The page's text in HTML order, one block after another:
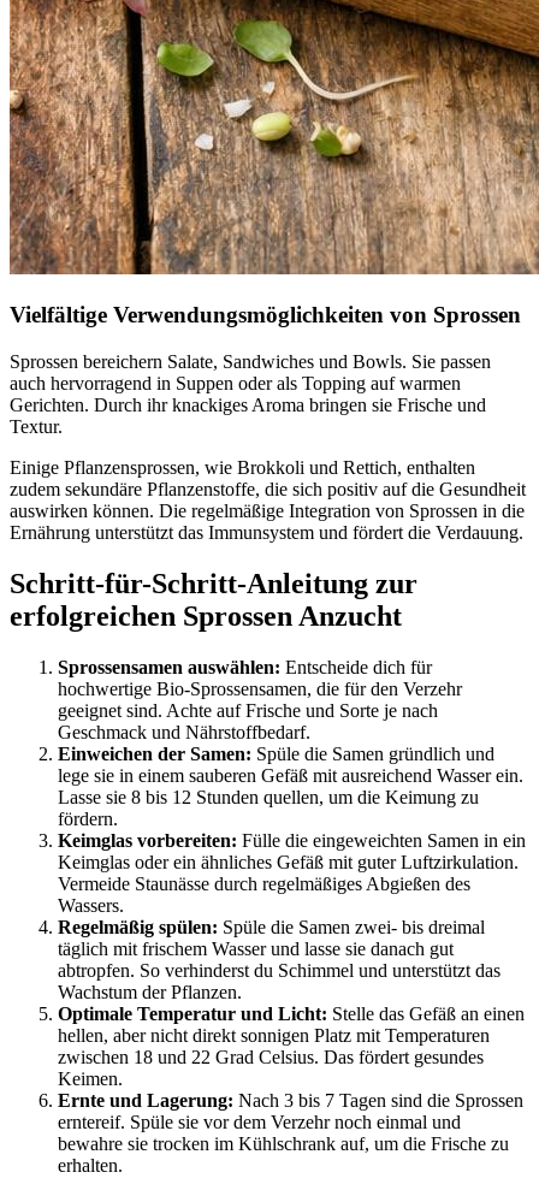
Vielfältige Verwendungsmöglichkeiten von Sprossen
Sprossen bereichern Salate, Sandwiches und Bowls. Sie passen
auch hervorragend in Suppen oder als Topping auf warmen
Gerichten. Durch ihr knackiges Aroma bringen sie Frische und
Textur.
Einige Pflanzensprossen, wie Brokkoli und Rettich, enthalten
zudem sekundäre Pflanzenstoffe, die sich positiv auf die Gesundheit
auswirken können. Die regelmäßige Integration von Sprossen in die
Ernährung unterstützt das Immunsystem und fördert die Verdauung.
Schritt-für-Schritt-Anleitung zur
erfolgreichen Sprossen Anzucht
Sprossensamen auswählen: Entscheide dich für
hochwertige Bio-Sprossensamen, die für den Verzehr
geeignet sind. Achte auf Frische und Sorte je nach
Geschmack und Nährstoffbedarf.
Einweichen der Samen: Spüle die Samen gründlich und
lege sie in einem sauberen Gefäß mit ausreichend Wasser ein.
Lasse sie 8 bis 12 Stunden quellen, um die Keimung zu
fördern.
Keimglas vorbereiten: Fülle die eingeweichten Samen in ein
Keimglas oder ein ähnliches Gefäß mit guter Luftzirkulation.
Vermeide Staunässe durch regelmäßiges Abgießen des
Wassers.
Regelmäßig spülen: Spüle die Samen zwei- bis dreimal
täglich mit frischem Wasser und lasse sie danach gut
abtropfen. So verhinderst du Schimmel und unterstützt das
Wachstum der Pflanzen.
Optimale Temperatur und Licht: Stelle das Gefäß an einen
hellen, aber nicht direkt sonnigen Platz mit Temperaturen
zwischen 18 und 22 Grad Celsius. Das fördert gesundes
Keimen.
Ernte und Lagerung: Nach 3 bis 7 Tagen sind die Sprossen
erntereif. Spüle sie vor dem Verzehr noch einmal und
bewahre sie trocken im Kühlschrank auf, um die Frische zu
erhalten.